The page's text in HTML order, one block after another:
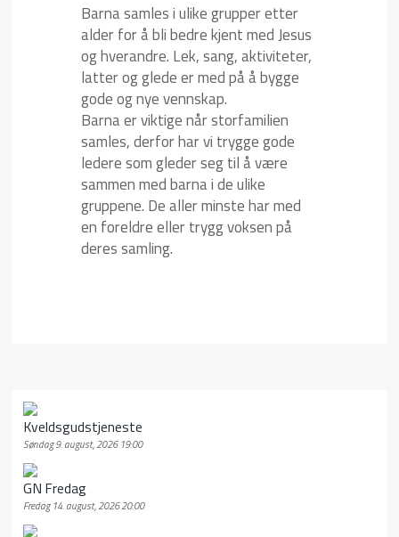
Barna samles i ulike grupper etter
alder for å bli bedre kjent med Jesus
og hverandre. Lek, sang, aktiviteter,
latter og glede er med på å bygge
gode og nye vennskap.
Barna er viktige når storfamilien
samles, derfor har vi trygge gode
ledere som gleder seg til å være
sammen med barna i de ulike
gruppene. De aller minste har med
en foreldre eller trygg voksen på
deres samling.
Kveldsgudstjeneste
Søndag 9. august, 2026 19:00
GN Fredag
Fredag 14. august, 2026 20:00